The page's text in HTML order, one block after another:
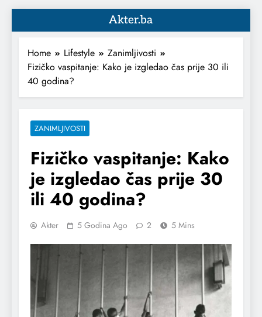
Akter.ba
Home Lifestyle
Zanimljivosti
Fizičko vaspitanje: Kako je izgledao čas prije 30 ili
40 godina?
ZANIMLJIVOSTI
Fizičko vaspitanje: Kako
je izgledao čas prije 30
ili 40 godina?
Akter 5 Godina Ago 2 5 Mins